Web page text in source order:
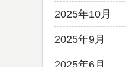
2025年10月
2025年9月